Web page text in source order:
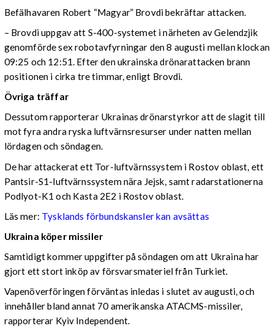
Befälhavaren Robert “Magyar” Brovdi bekräftar attacken.
– Brovdi uppgav att S-400-systemet i närheten av Gelendzjik
genomförde sex robotavfyrningar den 8 augusti mellan klockan
09:25 och 12:51. Efter den ukrainska drönarattacken brann
positionen i cirka tre timmar, enligt Brovdi.
Övriga träffar
Dessutom rapporterar Ukrainas drönarstyrkor att de slagit till
mot fyra andra ryska luftvärnsresurser under natten mellan
lördagen och söndagen.
De har attackerat ett Tor-luftvärnssystem i Rostov oblast, ett
Pantsir-S1-luftvärnssystem nära Jejsk, samt radarstationerna
Podlyot-K1 och Kasta 2E2 i Rostov oblast.
Läs mer: Tysklands förbundskansler kan avsättas
Ukraina köper missiler
Samtidigt kommer uppgifter på söndagen om att Ukraina har
gjort ett stort inköp av försvarsmateriel från Turkiet.
Vapenöverföringen förväntas inledas i slutet av augusti, och
innehåller bland annat 70 amerikanska ATACMS-missiler,
rapporterar Kyiv Independent.